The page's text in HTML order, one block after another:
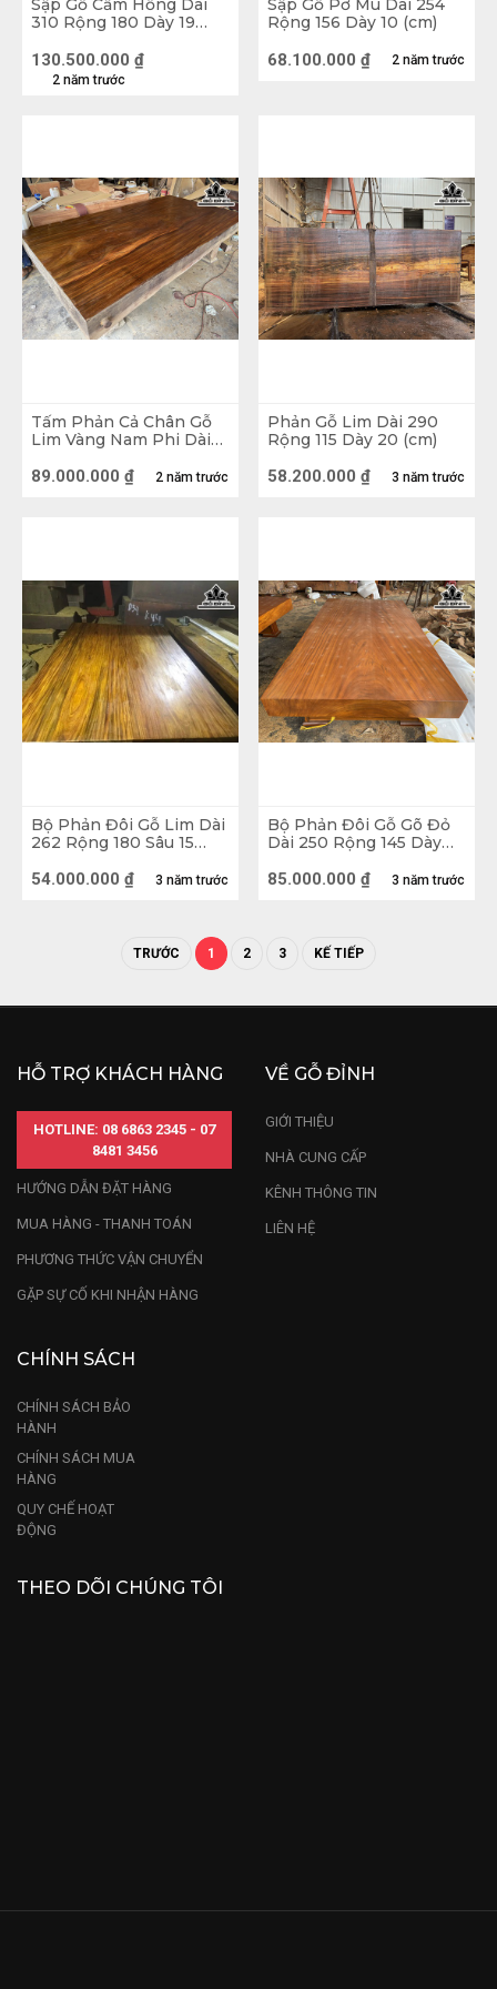
Sập Gỗ Nguyên Tấm Gỗ Lim Nam Phi
sập phản gỗ mang lại được tìm hiểu ở trên nên
sập gỗ giá rẻ từ xưa đến nay vẫn được nhiều
người ưa chuộng. Nếu bạn đang có nhu cầu tìm
hợp lý.
Sập Gỗ Cẩm Hồng Dài
310 Rộng 180 Dày 19
2 năm trước
130.500.000 ₫
Sập Gỗ Pơ Mu Dài 254
Rộng 156 Dày 10 (cm)
2 năm trước
68.100.000 ₫
Tấm Phản Cả Chân Gỗ
Lim Vàng Nam Phi Dài
(cm)
2 năm trước
89.000.000 ₫
Phản Gỗ Lim Dài 290
Rộng 115 Dày 20 (cm)
3 năm trước
58.200.000 ₫
Bộ Phản Đôi Gỗ Lim Dài
262 Rộng 180 Sâu 15
3 năm trước
54.000.000 ₫
Bộ Phản Đôi Gỗ Gõ Đỏ
Dài 250 Rộng 145 Dày
3 năm trước
85.000.000 ₫
TRƯỚC 1 2 3 KẾ TIẾP
HỖ TRỢ KHÁCH HÀNG
HOTLINE: 08 6863 2345 - 07
8481 3456
HƯỚNG DẪN ĐẶT HÀNG
MUA HÀNG - THANH TOÁN
PHƯƠNG THỨC VẬN CHUYỂN
GẶP SỰ CỐ KHI NHẬN HÀNG
VỀ GỖ ĐỈNH
GIỚI THIỆU
NHÀ CUNG CẤP
KÊNH THÔNG TIN
LIÊN HỆ
CHÍNH SÁCH
CHÍNH SÁCH BẢO
HÀNH
CHÍNH SÁCH MUA
HÀNG
QUY CHẾ HOẠT
ĐỘNG
THEO DÕI CHÚNG TÔI